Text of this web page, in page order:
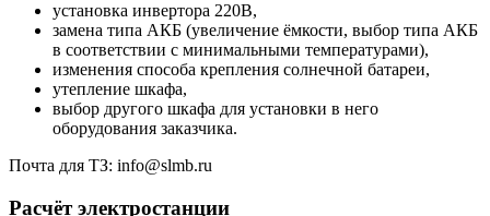
установка инвертора 220В,
замена типа АКБ (увеличение ёмкости, выбор типа АКБ
в соответствии с минимальными температурами),
изменения способа крепления солнечной батареи,
утепление шкафа,
выбор другого шкафа для установки в него
оборудования заказчика.
Почта для ТЗ: info@slmb.ru
Расчёт электростанции